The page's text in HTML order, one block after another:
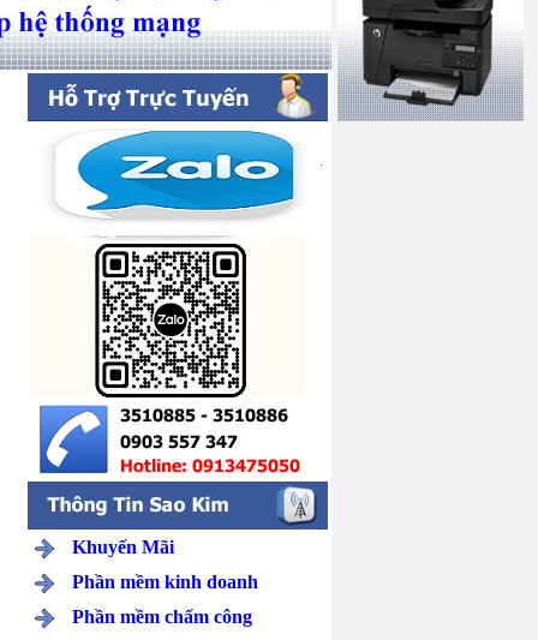
Khuyến Mãi
Phần mềm kinh doanh
Phần mềm chấm công